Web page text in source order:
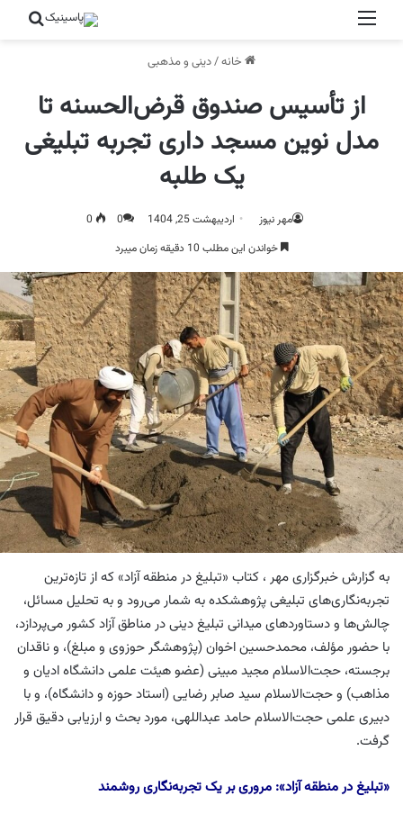
منو
خانه/دینی و مذهبی
از تأسیس صندوق قرض‌الحسنه تا
مدل‌ نوین مسجد داری تجربه تبلیغی
یک طلبه
مهر نیوز اردیبهشت 25, 1404 0
خواندن این مطلب 10 دقیقه زمان میبرد
به گزارش خبرگزاری مهر ، کتاب «تبلیغ در منطقه آزاد» که از تازه‌ترین
تجربه‌نگاری‌های تبلیغی پژوهشکده به شمار می‌رود و به تحلیل مسائل،
چالش‌ها و دستاوردهای میدانی تبلیغ دینی در مناطق آزاد کشور می‌پردازد،
با حضور مؤلف، محمدحسین اخوان (پژوهشگر حوزوی و مبلغ)، و ناقدان
برجسته، حجت‌الاسلام مجید مبینی (عضو هیئت علمی دانشگاه ادیان و
مذاهب) و حجت‌الاسلام سید صابر رضایی (استاد حوزه و دانشگاه)، و با
دبیری علمی حجت‌الاسلام حامد عبداللهی، مورد بحث و ارزیابی دقیق قرار
گرفت.
«تبلیغ در منطقه آزاد»: مروری بر یک تجربه‌نگاری روشمند